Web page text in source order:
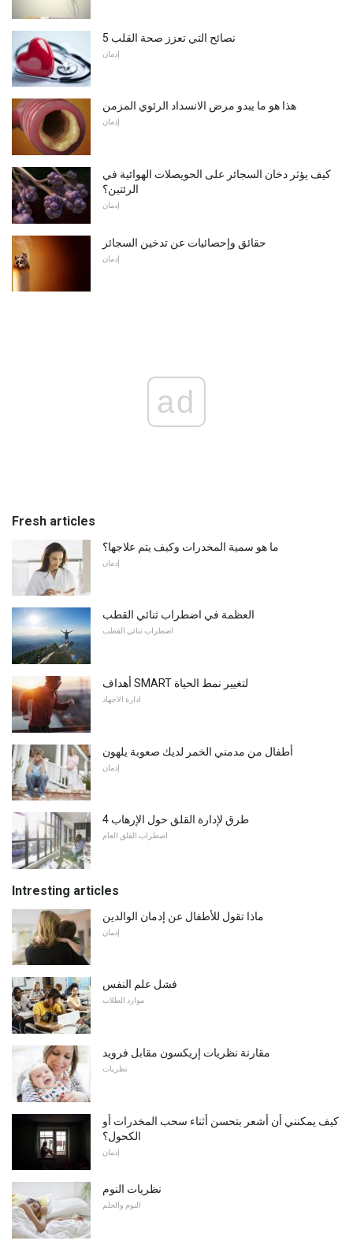
5 نصائح التي تعزز صحة القلب
إدمان
هذا هو ما يبدو مرض الانسداد الرئوي المزمن
إدمان
كيف يؤثر دخان السجائر على الحويصلات الهوائية في
الرئتين؟
إدمان
حقائق وإحصائيات عن تدخين السجائر
إدمان
ad
Fresh articles
ما هو سمية المخدرات وكيف يتم علاجها؟
إدمان
العظمة في اضطراب ثنائي القطب
اضطراب ثنائي القطب
أهداف SMART لتغيير نمط الحياة
ادارة الاجهاد
أطفال من مدمني الخمر لديك صعوبة يلهون
إدمان
4 طرق لإدارة القلق حول الإرهاب
اضطراب القلق العام
Intresting articles
ماذا تقول للأطفال عن إدمان الوالدين
إدمان
فشل علم النفس
موارد الطلاب
مقارنة نظريات إريكسون مقابل فرويد
نظريات
كيف يمكنني أن أشعر بتحسن أثناء سحب المخدرات أو
الكحول؟
إدمان
نظريات النوم
النوم والحلم